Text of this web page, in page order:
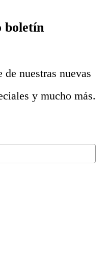
boletín
de nuestras nuevas
y mucho más.